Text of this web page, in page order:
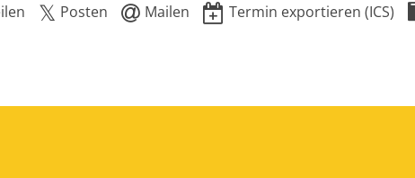
Posten Mailen Termin exportieren (ICS)